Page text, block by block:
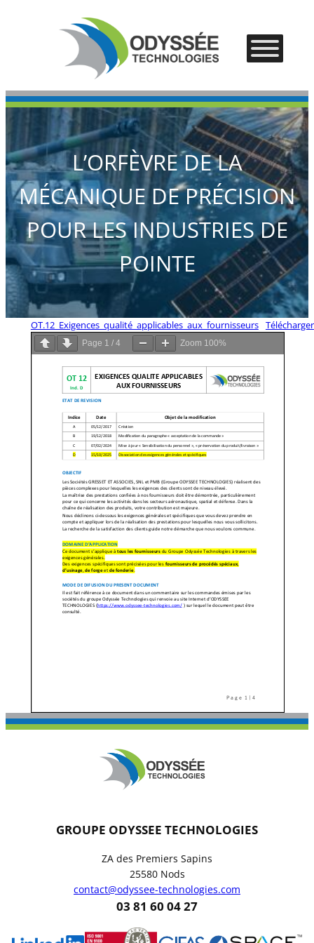
L’ORFÈVRE DE LA
MÉCANIQUE DE PRÉCISION
POUR LES INDUSTRIES DE
POINTE
OT.12_Exigences_qualité_applicables_aux_fournisseurs Télécharger
Page 1 / 4 Zoom 100%
–
–
–
GROUPE ODYSSEE TECHNOLOGIES
ZA des Premiers Sapins
25580 Nods
contact@odyssee-technologies.com
03 81 60 04 27